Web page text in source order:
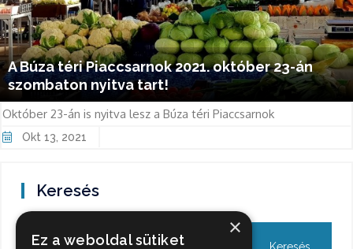
A Búza téri Piaccsarnok 2021. október 23-án
szombaton nyitva tart!
Október 23-án is nyitva lesz a Búza téri Piaccsarnok
Okt 13, 2021
Keresés
×
Ez a weboldal sütiket